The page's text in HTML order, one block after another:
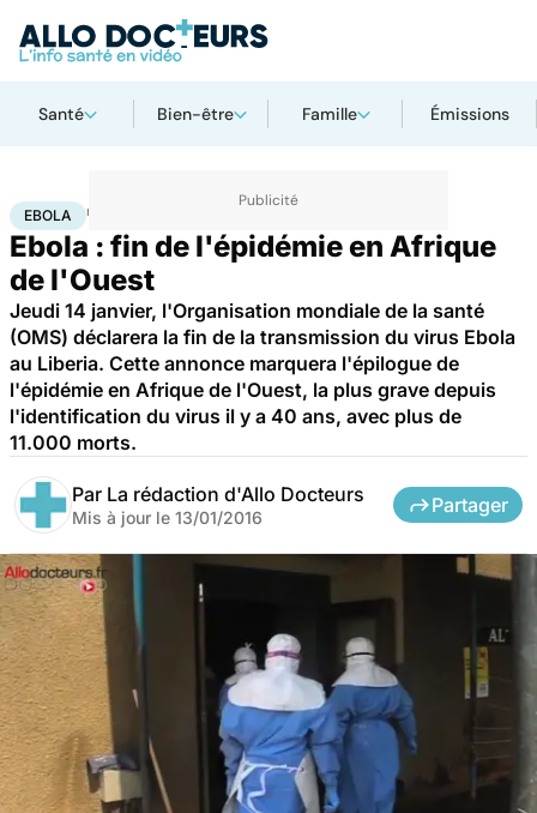
Santé Bien-être Famille Émissions
Accueil Santé
EBOLA
Ebola : fin de l'épidémie en Afrique
de l'Ouest
Jeudi 14 janvier, l'Organisation mondiale de la santé
(OMS) déclarera la fin de la transmission du virus Ebola
au Liberia. Cette annonce marquera l'épilogue de
l'épidémie en Afrique de l'Ouest, la plus grave depuis
l'identification du virus il y a 40 ans, avec plus de
11.000 morts.
Par La rédaction d'Allo Docteurs
Mis à jour le 13/01/2016
Partager